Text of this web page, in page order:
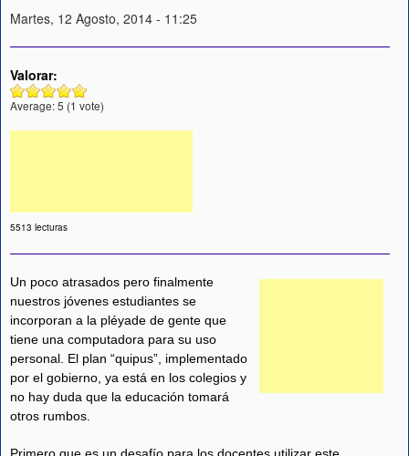
Martes, 12 Agosto, 2014 - 11:25
Valorar:
Average:5 (1 vote)
5513 lecturas
Un poco atrasados pero finalmente
nuestros jóvenes estudiantes se
incorporan a la pléyade de gente que
tiene una computadora para su uso
personal. El plan “quipus”, implementado
por el gobierno, ya está en los colegios y
no hay duda que la educación tomará
otros rumbos.
Primero que es un desafío para los docentes utilizar este